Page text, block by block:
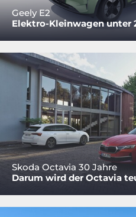
Geely E2
Elektro-Kleinwagen unter
Skoda Octavia 30 Jahre
Darum wird der Octavia